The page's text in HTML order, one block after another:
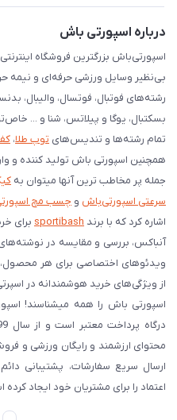
درباره اسپورتی باش
اسپورتی‌باش بزرگترین فروشگاه
بی‌نظیر وسایل ورزشی حرفه‌ای و نیمه
رشته‌های فوتبال، فوتسال، والیبال،
بسکتبال، یوگا و پیلاتس، شنا و ...
تمام رشته‌ها و تندیس‌های توپ طلا،
همچنین اسپورتی باش تولید کننده و
جمله پر مخاطب ترین آنها میتوان به
سرعتی اسپورتی‌باش و چسب مچ
اشاره کرد که با برند sportibash برای
آنباکس، بررسی‌ و مقایسه در
ویدئوهای اختصاصی برای هر محصول،
از ویژگی‌های خرید هوشمندانه در
اسپورتی‌ باش را همه میشناسند!
محتوای ارزشمند و رایگان ورزشی و
ارسال سریع سفارشات، پشتیبانی
اعتماد را برای مشتریان خود ایجاد کرده